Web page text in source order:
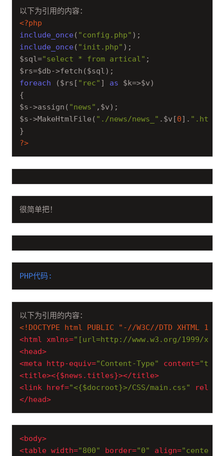
<?php
include_once( "config.php"
include_once( "init.php" );
$sql="select * from artical" ;
foreach ($rs[ "rec" ] as $k=>$v)
{
$s->assign( "news" ,$v);
$s->MakeHtmlFile( "./news/news_" .$v[0]. ".html"
?>
很简单把！
PHP代码:
<!DOCTYPE html PUBLIC "-//W3C//DTD
<html xmlns="[url=http://www.w3.org/1999/
<head>
<meta http-equiv="Content-Type" content="text/
<title><{$news.titles}></title>
<link href="<{$docroot}>/CSS/main.css" rel
</head>
<body>
<table width="800" border="0" align="center"